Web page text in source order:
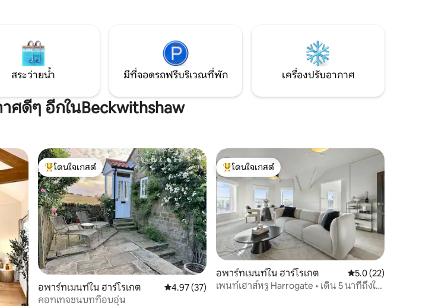
เดี่ยวและเตียงเดี่ยว) นอกจากนี้เรายัง
อนุญาตให้นำสัตว์เลี้ยงเข้าพักได้สูงสุด 2 ตัว
สระว่ายน้ำ มีที่จอดรถฟรีบริเวณที่พัก เครื่องปรับอากาศ
ดีๆ อีกในBeckwithshaw
โดนใจเกสต์ที่สุด
โดนใจเกสต์
อพาร์ทเมนท์ใน ฮาร์โรเกต คะแนนเฉลี่ย 4.97 จาก 5, 37 รีวิว
4.97 (37)
คอทเทจชนบทที่อบอุ่น
โดนใจเกสต์ที่สุด
โดนใจเกสต์
อพาร์ทเมนท์ใน ฮาร์โรเกต คะแนนเฉลี่ย 5.0 จาก
5.0 (22)
เพนท์เฮาส์หรู Harrogate • เดิน 5 นาทีถึงใจ